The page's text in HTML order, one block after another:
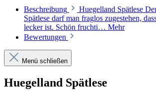
Beschreibung
Huegelland Spätlese
Spätlese darf man fraglos zugestehen,
lecker ist. Schön fruchti… Mehr
Bewertungen
Menü schließen
Huegelland Spätlese